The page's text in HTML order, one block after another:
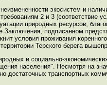
экосистем и
2 и 3 (соответствие
природных ресурсов;
Заключения, подписанном
условия проживания
Терского берега
и социально-
населения". Несмотря на
достаточных транспортных